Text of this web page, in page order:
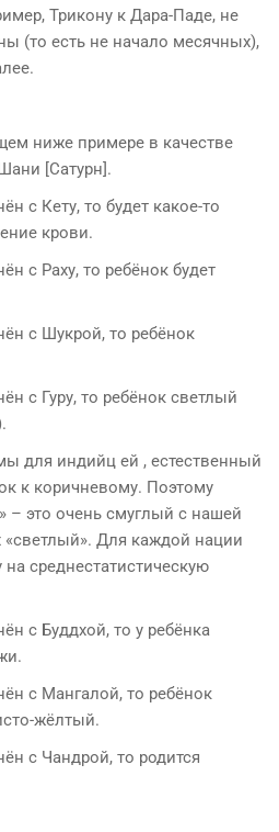
Трикону к Дара-Паде, не
(то есть не начало месячных),
ниже примере в качестве
[Сатурн].
с Кету, то будет какое-то
крови.
с Раху, то ребёнок будет
с Шукрой, то ребёнок
с Гуру, то ребёнок светлый
для индийц ей , естественный
к коричневому. Поэтому
– это очень смуглый с нашей
«светлый». Для каждой нации
среднестатистическую
с Буддхой, то у ребёнка
с Мангалой, то ребёнок
жёлтый.
с Чандрой, то родится